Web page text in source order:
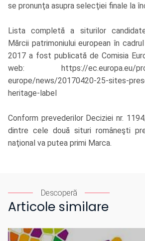
se pronunţa asupra selecţiei finale la
Lista completă a siturilor
Mărcii patrimoniului european în
2017 a fost publicată de Comisia
web: https://ec.europa.eu/
europe/news/20170420-25-sites-
heritage-label
Conform prevederilor Deciziei nr.
dintre cele două situri româneşti
naţional va putea primi Marca.
Descoperă
Articole similare